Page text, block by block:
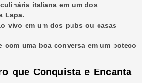
italiana em um dos
Lapa.
vivo em um dos pubs ou casas
com uma boa conversa em um boteco
que Conquista e Encanta